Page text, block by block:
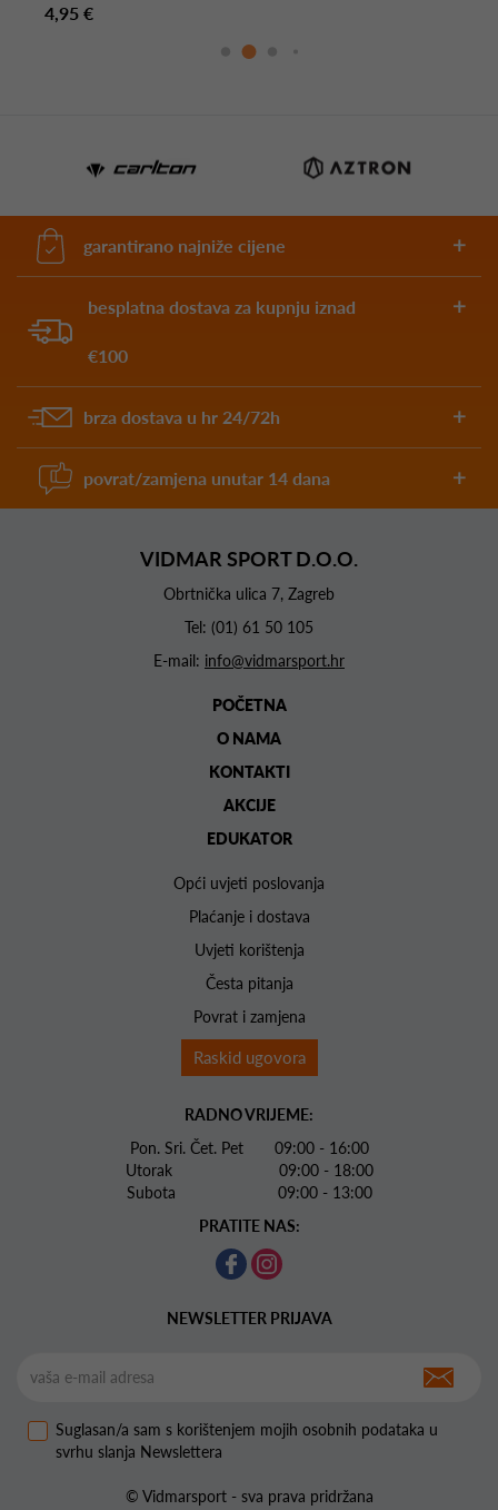
4,95 €
garantirano najniže cijene
besplatna dostava za kupnju iznad
€100
brza dostava u hr 24/72h
povrat/zamjena unutar 14 dana
VIDMAR SPORT D.O.O.
Obrtnička ulica 7, Zagreb
Tel: (01) 61 50 105
E-mail: info@vidmarsport.hr
POČETNA
O NAMA
KONTAKTI
AKCIJE
EDUKATOR
Opći uvjeti poslovanja
Plaćanje i dostava
Uvjeti korištenja
Česta pitanja
Povrat i zamjena
Raskid ugovora
RADNO VRIJEME:
Pon. Sri. Čet. Pet 09:00 - 16:00
Utorak 09:00 - 18:00
Subota 09:00 - 13:00
PRATITE NAS:
NEWSLETTER PRIJAVA
Suglasan/a sam s korištenjem mojih osobnih podataka u
svrhu slanja Newslettera
© Vidmarsport - sva prava pridržana